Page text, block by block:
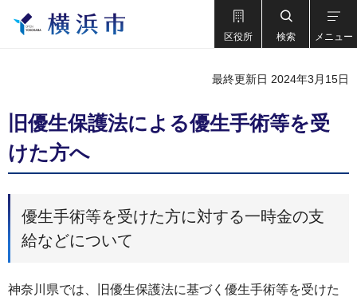
区役所 検索 メニュー
最終更新日 2024年3月15日
旧優生保護法による優生手術等を受
けた方へ
優生手術等を受けた方に対する一時金の支
給などについて
神奈川県では、旧優生保護法に基づく優生手術等を受けた